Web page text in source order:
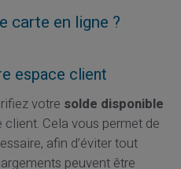
carte en ligne ?
espace client
votre solde disponible
Cela vous permet de
afin d’éviter tout
peuvent être